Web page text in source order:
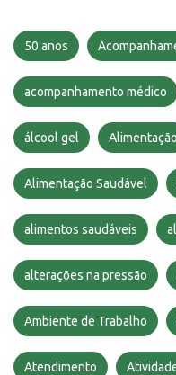
50 anos
acompanhamento médico
álcool gel Alimentação
Alimentação Saudável
alimentos saudáveis
alterações na pressão
Ambiente de Trabalho
Atendimento